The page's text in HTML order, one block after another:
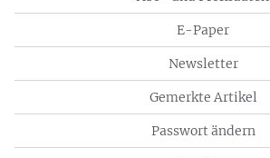
E-Paper
Newsletter
Gemerkte Artikel
Passwort ändern